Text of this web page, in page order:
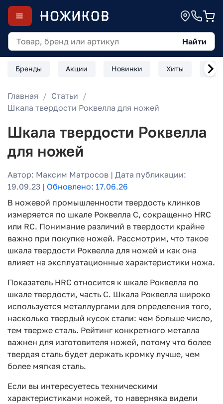
Найти
Бренды Акции Новинки Хиты
Главная
Статьи
Шкала твердости Роквелла для ножей
Шкала твердости Роквелла
для ножей
Автор: Максим Матросов | Дата публикации:
19.09.23 | Обновлено: 17.06.26
В ножевой промышленности твердость клинков
измеряется по шкале Роквелла C, сокращенно HRC
или RC. Понимание различий в твердости крайне
важно при покупке ножей. Рассмотрим, что такое
шкала твердости Роквелла для ножей и как она
влияет на эксплуатационные характеристики ножа.
Показатель HRС относится к шкале Роквелла по
шкале твердости, часть C. Шкала Роквелла широко
используется металлургами для определения того,
насколько твердый кусок стали: чем больше число,
тем тверже сталь. Рейтинг конкретного металла
важнен для изготовителя ножей, потому что более
твердая сталь будет держать кромку лучше, чем
более мягкая сталь.
Если вы интересуетесь техническими
характеристиками ножей, то наверняка видели